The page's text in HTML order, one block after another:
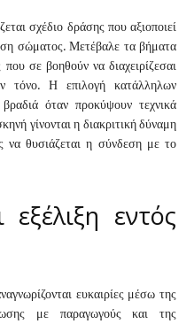
σχέδιο δράσης που αξιοποιεί
σώματος. Μετέβαλε τα βήματα
σε βοηθούν να διαχειρίζεσαι
τόνο. Η επιλογή κατάλληλων
όταν προκύψουν τεχνικά
γίνονται η διακριτική δύναμη
να θυσιάζεται η σύνδεση με το
εντός
ευκαιρίες μέσω της
με παραγωγούς και της